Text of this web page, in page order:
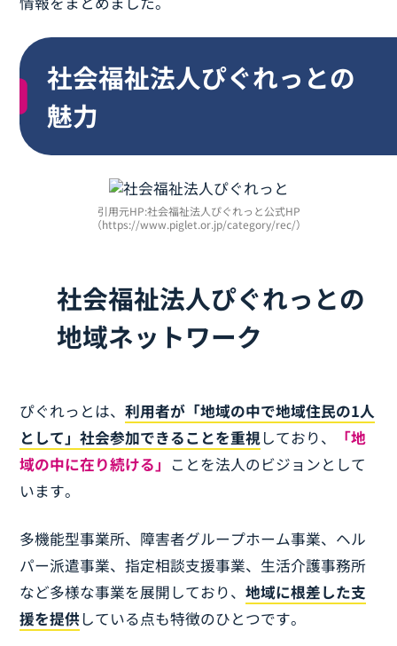
横浜市の社会福祉法人3選
社会福祉法人ぴぐれっとの
魅力
引用元HP:社会福祉法人ぴぐれっと公式HP
（https://www.piglet.or.jp/category/rec/）
社会福祉法人ぴぐれっとの
地域ネットワーク
ぴぐれっとは、利用者が「地域の中で地域住民の1人
として」社会参加できることを重視しており、
「地
域の中に在り続ける」 ことを法人のビジョンとして
います。
多機能型事業所、障害者グループホーム事業、ヘル
パー派遣事業、指定相談支援事業、生活介護事務所
など多様な事業を展開しており、地域に根差した支
援を提供している点も特徴のひとつです。